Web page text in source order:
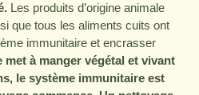
Les produits d’origine animale
que tous les aliments cuits ont
immunitaire et encrasser
met à manger végétal et vivant
le système immunitaire est